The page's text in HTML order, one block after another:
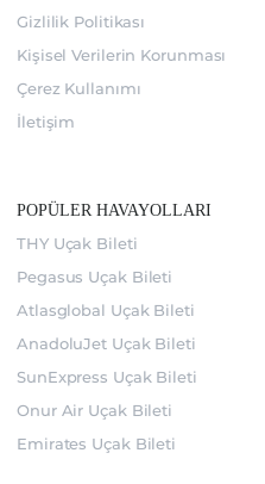
Gizlilik Politikası
Kişisel Verilerin Korunması
Çerez Kullanımı
İletişim
POPÜLER HAVAYOLLARI
THY Uçak Bileti
Pegasus Uçak Bileti
Atlasglobal Uçak Bileti
AnadoluJet Uçak Bileti
SunExpress Uçak Bileti
Onur Air Uçak Bileti
Emirates Uçak Bileti